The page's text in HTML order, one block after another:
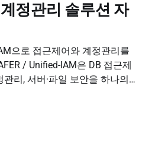
정관리 솔루션 자
으로 접근제어와 계정관리를
리, 서버·파일 보안을 하나의
·행위·감사 로그를 통합 관리해
· Unified-IAM · Integrated